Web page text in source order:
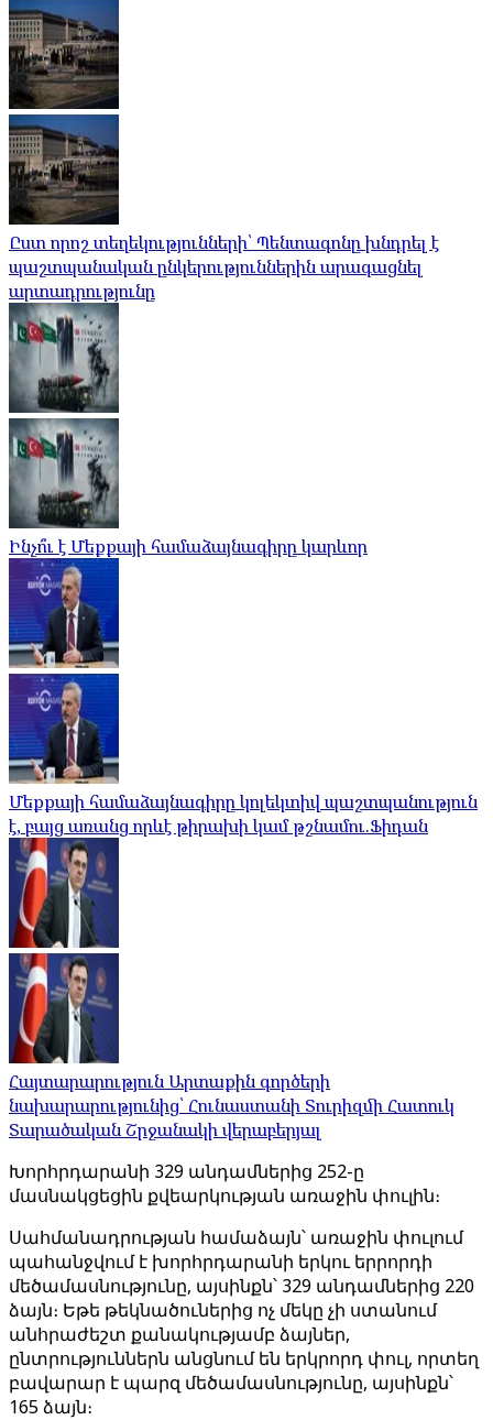
Ըստ որոշ տեղեկությունների՝ Պենտագոնը խնդրել է
պաշտպանական ընկերություններին արագացնել
արտադրությունը
Ինչո՞ւ է Մեքքայի համաձայնագիրը կարևոր
Մեքքայի համաձայնագիրը կոլեկտիվ պաշտպանություն
է, բայց առանց որևէ թիրախի կամ թշնամու.Ֆիդան
Հայտարարություն Արտաքին գործերի
նախարարությունից՝ Հունաստանի Տուրիզմի Հատուկ
Տարածական Շրջանակի վերաբերյալ
Խորհրդարանի 329 անդամներից 252-ը
մասնակցեցին քվեարկության առաջին փուլին։
Սահմանադրության համաձայն՝ առաջին փուլում
պահանջվում է խորհրդարանի երկու երրորդի
մեծամասնությունը, այսինքն՝ 329 անդամներից 220
ձայն։ Եթե ​​թեկնածուներից ոչ մեկը չի ստանում
անհրաժեշտ քանակությամբ ձայներ,
ընտրություններն անցնում են երկրորդ փուլ, որտեղ
բավարար է պարզ մեծամասնությունը, այսինքն՝
165 ձայն։